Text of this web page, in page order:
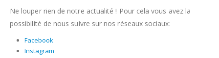
Ne louper rien de notre actualité ! Pour cela vous avez la
possibilité de nous suivre sur nos réseaux sociaux:
Facebook
Instagram